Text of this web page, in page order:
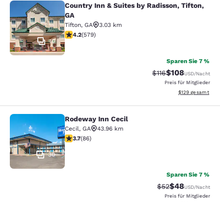
Country Inn & Suites by Radisson,
10
Country Inn & Suites by Radisson, Tifton,
GA
Tifton, GA
3.03 km
4.15-Sterne-Bewertung. Sehr gut. 579 Bewertungen
4.2(579)
Sparen Sie 7 %
Durchgestrichener
$116Vergünstigter
$108USD/Nacht
Preis für Mitglieder
Geschätzte
$129 gesamt
Rodeway Inn Cecil
30
Rodeway Inn Cecil
Cecil, GA
43.96 km
3.69-Sterne-Bewertung. Gut. 86 Bewertungen
3.7(86)
Sparen Sie 7 %
$52Vergünstigter
$48USD/Nacht
Preis für Mitglieder